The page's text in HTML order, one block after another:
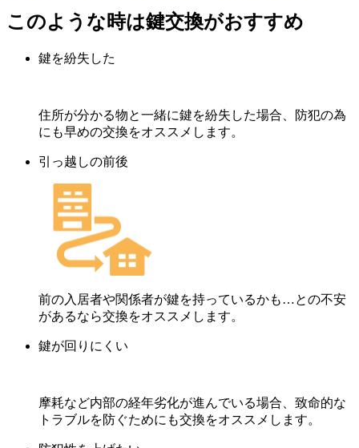
このような時は鍵交換がおすすめ
鍵を紛失した
住所が分かる物と一緒に鍵を紛失した場合、防犯の為
にも早めの交換をオススメします。
引っ越しの前後
前の入居者や関係者が鍵を持っているかも…との不安
があるなら交換をオススメします。
鍵が回りにくい
摩耗など内部の経年劣化が進んでいる場合、致命的な
トラブルを防ぐためにも交換をオススメします。